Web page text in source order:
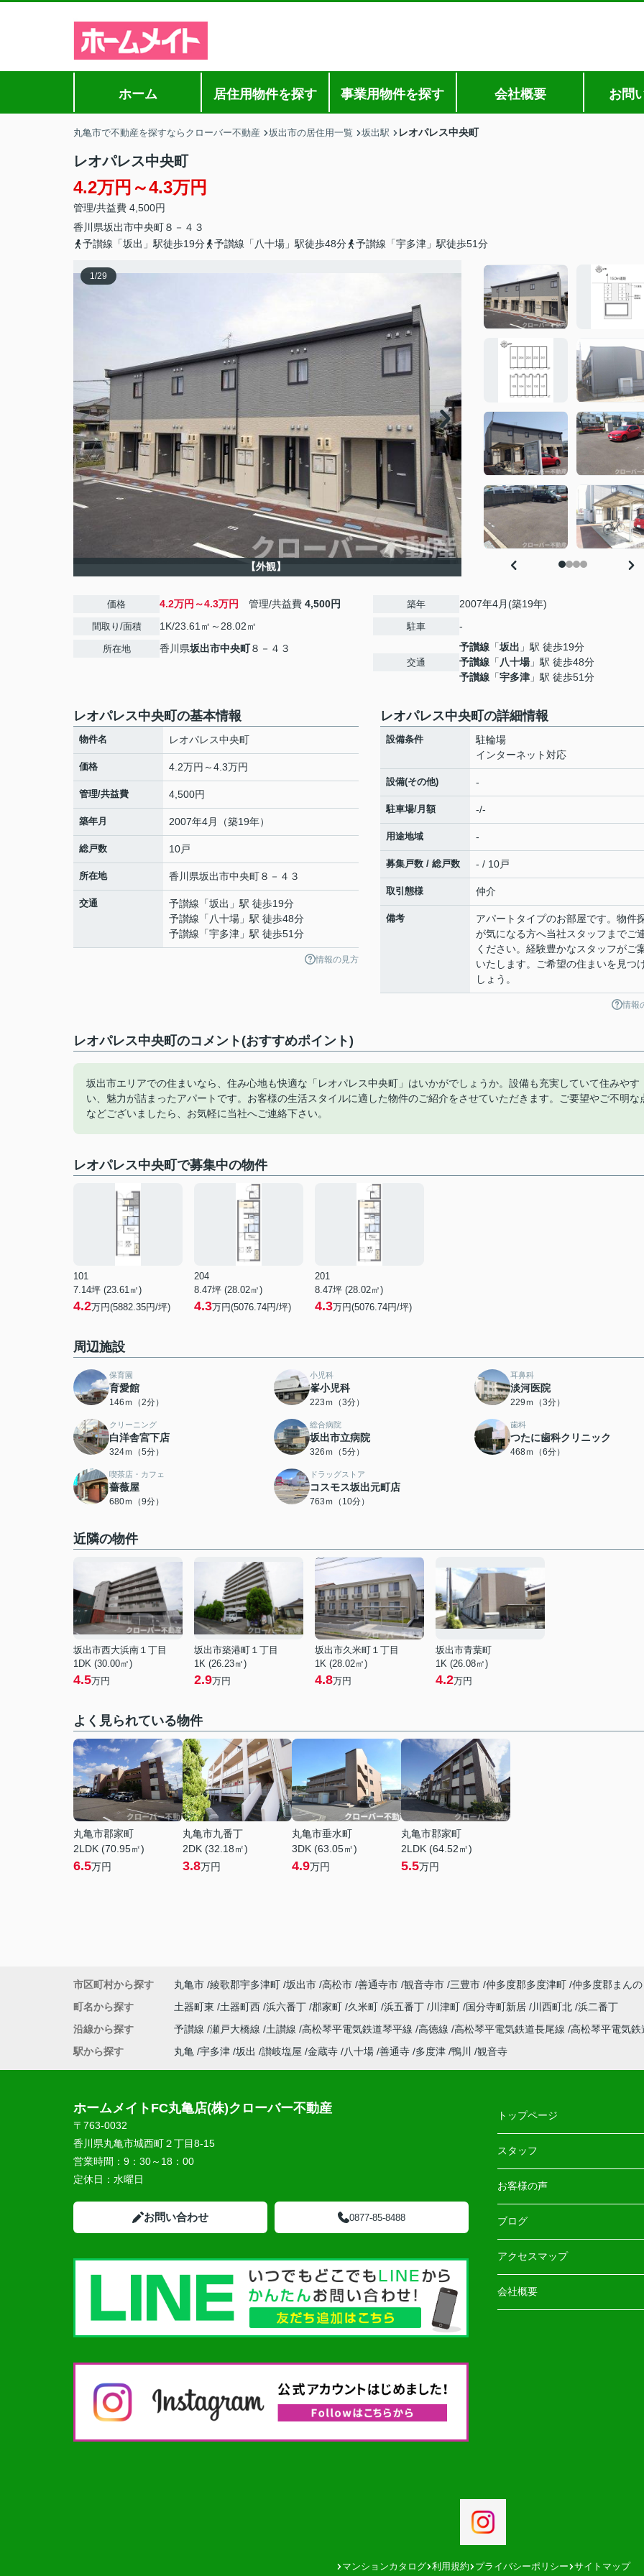
ホーム 居住用物件を探す 事業用物件を探す 会社概要 お問
丸亀市で不動産を探すならクローバー不動産 坂出市の居住用一覧 坂出駅 レオパレス中央町
レオパレス中央町
4.2万円～4.3万円
管理/共益費 4,500円
香川県坂出市中央町８－４３
予讃線「坂出」駅徒歩19分
予讃線「八十場」駅徒歩48分 予讃線「宇多津」駅徒歩51分
1/29
【外観】
価格 4.2万円～4.3万円 管理/共益費 4,500円
間取り/面積 1K/23.61㎡～28.02㎡
所在地 香川県坂出市中央町８－４３
築年 2007年4月(築19年)
駐車 -
交通
予讃線 「坂出 」駅 徒歩19分
予讃線 「 八十場」駅 徒歩48分
予讃線 「宇多津 」駅 徒歩51分
レオパレス中央町の基本情報
物件名 レオパレス中央町
価格 4.2万円～4.3万円
管理/共益費 4,500円
築年月 2007年4月（築19年）
総戸数 10戸
所在地 香川県坂出市中央町８－４３
交通 予讃線 「坂出 」駅 徒歩19分
予讃線 「 八十場 」駅 徒歩48分
予讃線 「宇多津 」駅 徒歩51分
情報の見方
レオパレス中央町の詳細情報
設備条件
駐輪場
インターネット対応
設備(その他) -
駐車場/月額 -/-
用途地域 -
募集戸数 / 総戸数 - / 10戸
取引態様 仲介
備考
アパートタイプのお部屋です。物件
が気になる方へ当社スタッフまでご
ください。経験豊かなスタッフがご
いたします。ご希望の住まいを見つ
しょう。
情報
レオパレス中央町のコメント(おすすめポイント)
坂出市エリアでの住まいなら、住み心地も快適な「レオパレス中央町」はいかがでしょうか。設備も充実していて住みやす
い、魅力が詰まったアパートです。お客様の生活スタイルに適した物件のご紹介をさせていただきます。ご要望やご不明な
などございましたら、お気軽に当社へご連絡下さい。
レオパレス中央町で募集中の物件
101
7.14坪 (23.61㎡)
4.2万円(5882.35円/坪)
204
8.47坪 (28.02㎡)
4.3万円(5076.74円/坪)
201
8.47坪 (28.02㎡)
4.3万円(5076.74円/坪)
周辺施設
保育園
育愛館
146ｍ（2分）
小児科
峯小児科
223ｍ（3分）
耳鼻科
淡河医院
229ｍ（3分）
クリーニング
白洋舎宮下店
324ｍ（5分）
総合病院
坂出市立病院
326ｍ（5分）
歯科
つたに歯科クリニック
468ｍ（6分）
喫茶店・カフェ
薔薇屋
680ｍ（9分）
ドラッグストア
コスモス坂出元町店
763ｍ（10分）
近隣の物件
坂出市西大浜南１丁目
1DK (30.00㎡)
4.5万円
坂出市築港町１丁目
1K (26.23㎡)
2.9万円
坂出市久米町１丁目
1K (28.02㎡)
4.8万円
坂出市青葉町
1K (26.08㎡)
4.2万円
よく見られている物件
丸亀市郡家町
2LDK (70.95㎡)
6.5万円
丸亀市九番丁
2DK (32.18㎡)
3.8万円
丸亀市垂水町
3DK (63.05㎡)
4.9万円
丸亀市郡家町
2LDK (64.52㎡)
5.5万円
市区町村から探す 丸亀市 綾歌郡宇多津町 坂出市 高松市 善通寺市 観音寺市 三豊市 仲多度郡多度津町 仲多度郡まん
町名から探す
土器町東 土器町西 浜六番丁 郡家町 久米町 浜五番丁 川津町 国分寺町新居 川西町北 浜二番丁
沿線から探す
予讃線 瀬戸大橋線 土讃線 高松琴平電気鉄道琴平線 高徳線 高松琴平電気鉄道長尾線 高松琴平電気鉄
駅から探す
丸亀 宇多津 坂出 讃岐塩屋 金蔵寺 八十場 善通寺 多度津 鴨川 観音寺
ホームメイトFC丸亀店(株)クローバー不動産
〒763-0032
香川県丸亀市城西町２丁目8-15
営業時間： 9：30～18：00
定休日： 水曜日
お問い合わせ 0877-85-8488
トップページ
スタッフ
お客様の声
ブログ
アクセスマップ
会社概要
マンションカタログ 利用規約 プライバシーポリシー サイトマップ